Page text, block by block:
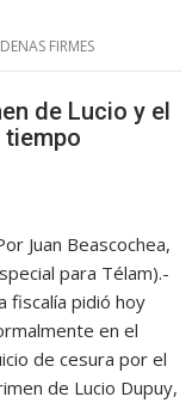
FIRMES
de Lucio y el
tiempo
Juan Beascochea,
para Télam).-
fiscalía pidió hoy
en el
de cesura por el
de Lucio Dupuy,